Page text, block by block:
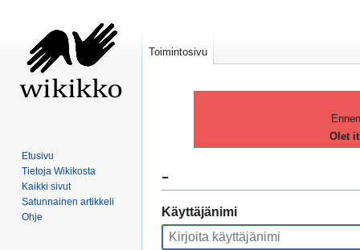
Olet
-
Siirry
navigaatioon
Siirry
hakuun
Käyttäjänimi
Toimintosivu
Etusivu
Tietoja Wikikosta
Kaikki sivut
Satunnainen artikkeli
Ohje